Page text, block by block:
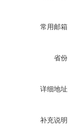
常用邮箱
省份
详细地址
补充说明